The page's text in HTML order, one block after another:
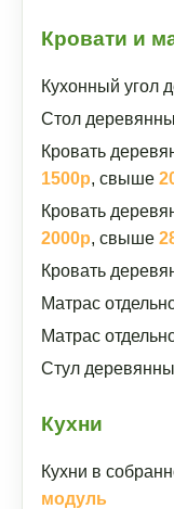
Кровати и
Кухонный угол
Стол
Кровать
1500р, свыше
Кровать
2000р, свыше
Кровать
Матрас
Матрас
Стул
Кухни
Кухни в
модуль